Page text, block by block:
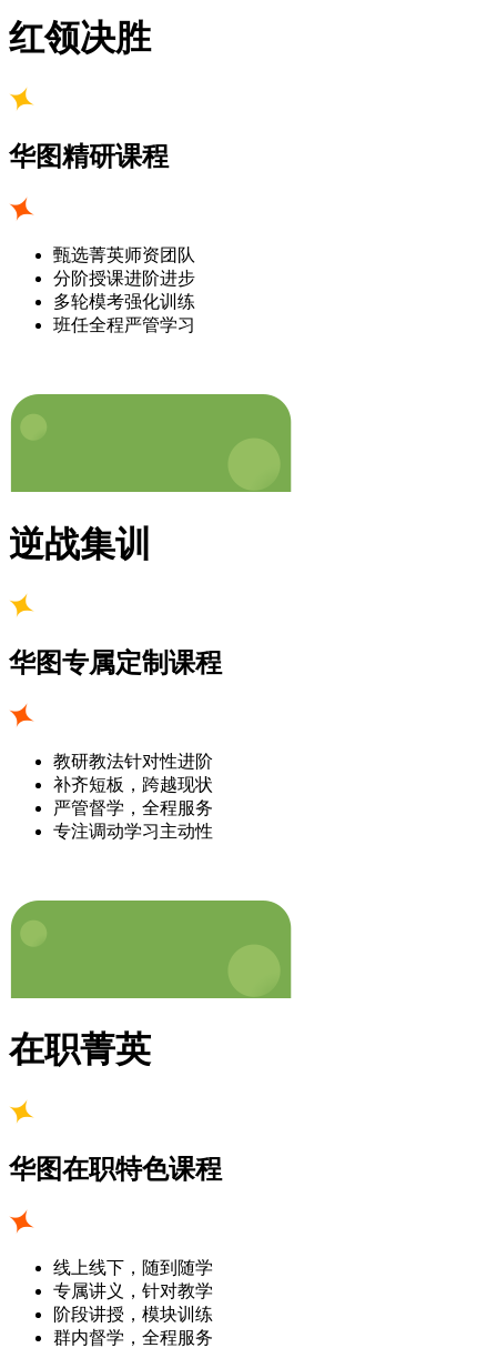
红领决胜
华图精研课程
甄选菁英师资团队
分阶授课进阶进步
多轮模考强化训练
班任全程严管学习
逆战集训
华图专属定制课程
教研教法针对性进阶
补齐短板，跨越现状
严管督学，全程服务
专注调动学习主动性
在职菁英
华图在职特色课程
线上线下，随到随学
专属讲义，针对教学
阶段讲授，模块训练
群内督学，全程服务